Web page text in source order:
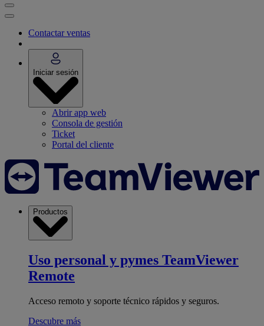
Contactar ventas
Iniciar sesión
Abrir app web
Consola de gestión
Ticket
Portal del cliente
Productos
Uso personal y pymes TeamViewer
Remote
Acceso remoto y soporte técnico rápidos y seguros.
Descubre más